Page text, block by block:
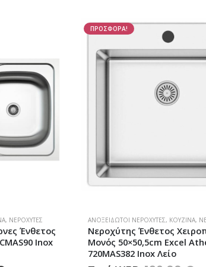
, ΝΕΡΟΧΎΤΕΣ ΚΟΥΖΊΝΑ,ΜΠΑΤΑΡΊΕΣ ΚΟΥΖΊΝΑΣ
Μπαταρία Νεροχύτη
Αποσπώμενο Ντουζ Toledo
Ferro